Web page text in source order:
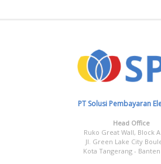
PT Solusi Pembayaran
Head Office
Ruko Great Wall, Block A
Jl. Green Lake City
Kota Tangerang - Banten